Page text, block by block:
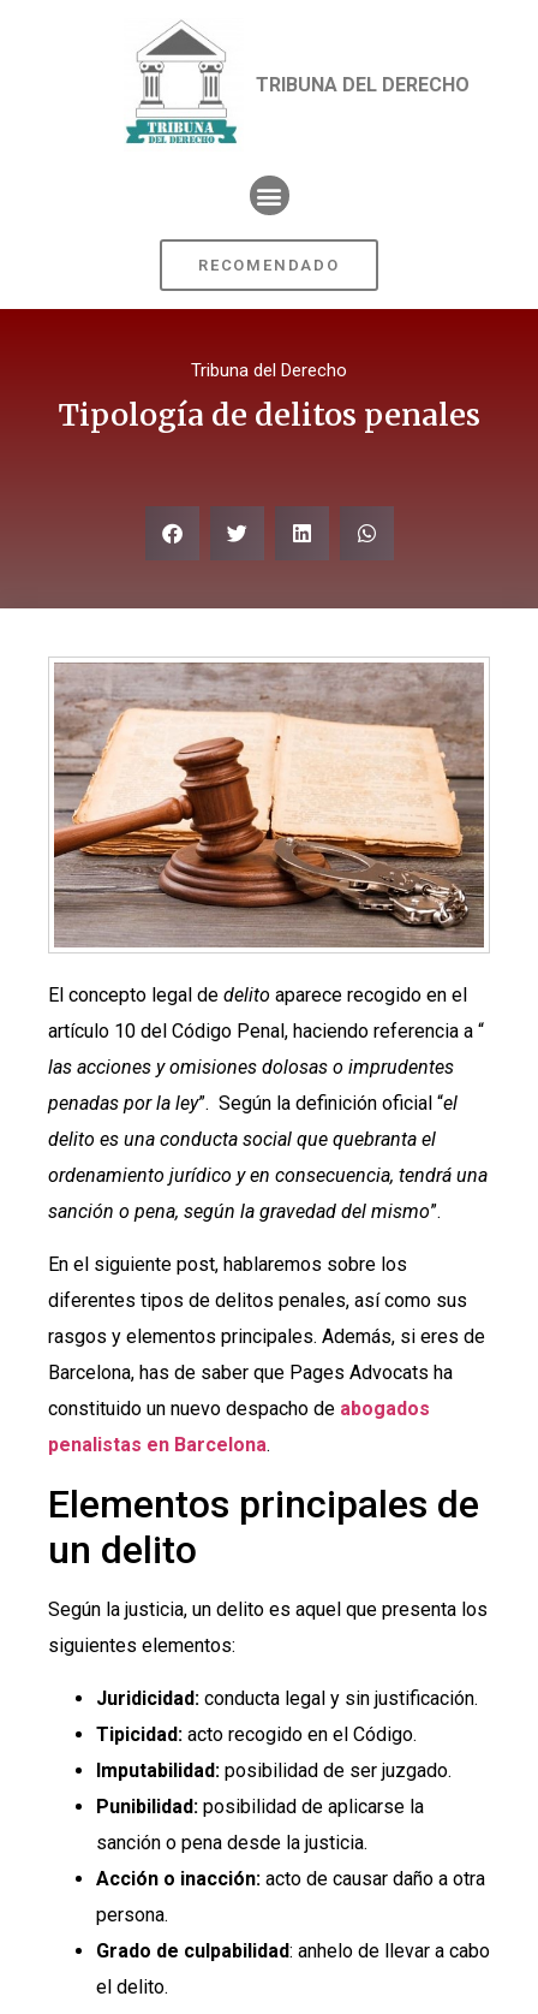
TRIBUNA DEL DERECHO
RECOMENDADO
Tribuna del Derecho
Tipología de delitos penales
El concepto legal de delito aparece recogido en el
artículo 10 del Código Penal, haciendo referencia a “
las acciones y omisiones dolosas o imprudentes
penadas por la ley”. Según la definición oficial “el
delito es una conducta social que quebranta el
ordenamiento jurídico y en consecuencia, tendrá una
sanción o pena, según la gravedad del mismo”.
En el siguiente post, hablaremos sobre los
diferentes tipos de delitos penales, así como sus
rasgos y elementos principales. Además, si eres de
Barcelona, has de saber que Pages Advocats ha
constituido un nuevo despacho de abogados
penalistas en Barcelona.
Elementos principales de
un delito
Según la justicia, un delito es aquel que presenta los
siguientes elementos:
Juridicidad: conducta legal y sin justificación.
Tipicidad: acto recogido en el Código.
Imputabilidad: posibilidad de ser juzgado.
Punibilidad: posibilidad de aplicarse la
sanción o pena desde la justicia.
Acción o inacción: acto de causar daño a otra
persona.
Grado de culpabilidad: anhelo de llevar a cabo
el delito.